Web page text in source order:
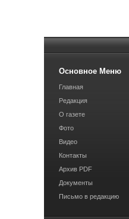
Основное Меню
Главная
Редакция
О газете
Фото
Видео
Контакты
Архив PDF
Документы
Письмо в редакцию